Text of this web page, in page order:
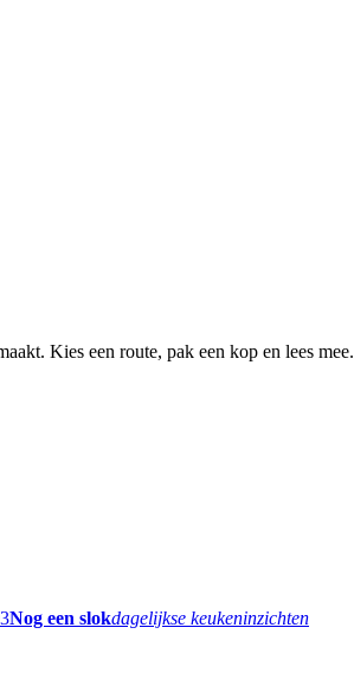
Kies een route, pak een kop en lees mee.
Nog een slokdagelijkse keukeninzichten